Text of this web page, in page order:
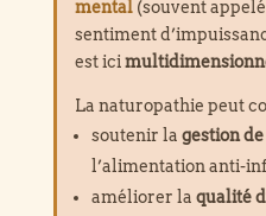
mental(souvent appelé
sentiment
est ici
La naturopathie peut
soutenir la gestion
l’alimentation anti-
améliorer la qualité